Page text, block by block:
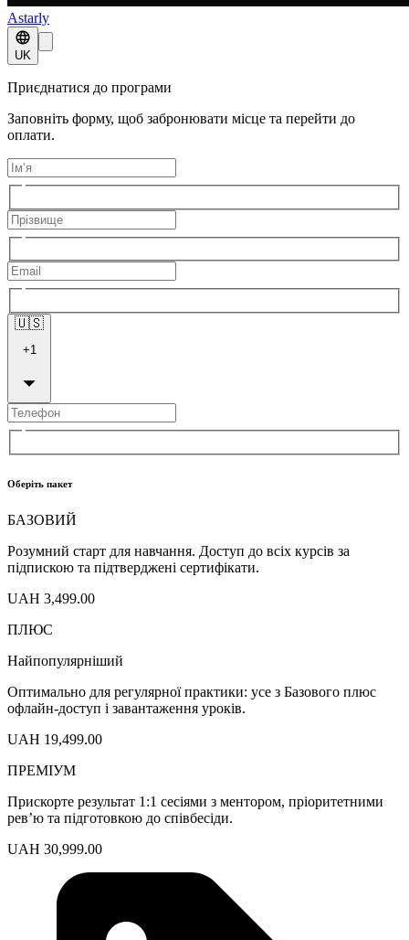
Astarly
UK
Приєднатися до програми
Заповніть форму, щоб забронювати місце та перейти до
оплати.
🇺🇸
+1
Оберіть пакет
БАЗОВИЙ
Розумний старт для навчання. Доступ до всіх курсів за
підпискою та підтверджені сертифікати.
UAH 3,499.00
ПЛЮС
Найпопулярніший
Оптимально для регулярної практики: усе з Базового плюс
офлайн-доступ і завантаження уроків.
UAH 19,499.00
ПРЕМІУМ
Прискорте результат 1:1 сесіями з ментором, пріоритетними
рев’ю та підготовкою до співбесіди.
UAH 30,999.00